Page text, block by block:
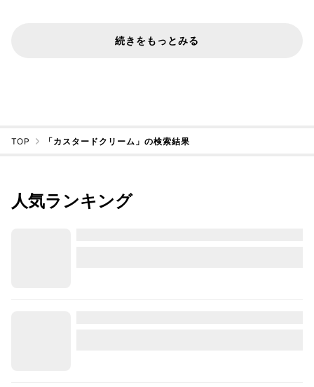
続きをもっとみる
TOP 「カスタードクリーム」の検索結果
人気ランキング